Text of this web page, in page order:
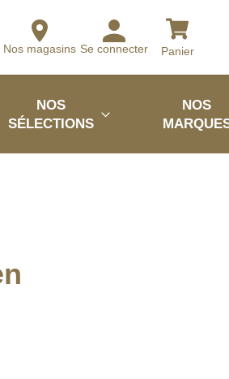
Nos magasins Se connecter Panier
NOS
SÉLECTIONS
NOS